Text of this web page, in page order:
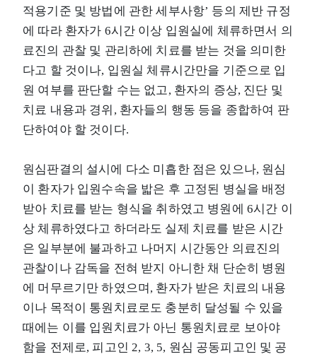
적용기준 및 방법에 관한 세부사항’ 등의 제반 규정
에 따라 환자가 6시간 이상 입원실에 체류하면서 의
료진의 관찰 및 관리하에 치료를 받는 것을 의미한
다고 할 것이나, 입원실 체류시간만을 기준으로 입
원 여부를 판단할 수는 없고, 환자의 증상, 진단 및
치료 내용과 경위, 환자들의 행동 등을 종합하여 판
단하여야 할 것이다.
원심판결의 설시에 다소 미흡한 점은 있으나, 원심
이 환자가 입원수속을 밟은 후 고정된 병실을 배정
받아 치료를 받는 형식을 취하였고 병원에 6시간 이
상 체류하였다고 하더라도 실제 치료를 받은 시간
은 일부분에 불과하고 나머지 시간동안 의료진의
관찰이나 감독을 전혀 받지 아니한 채 단순히 병원
에 머무르기만 하였으며, 환자가 받은 치료의 내용
이나 목적이 통원치료로도 충분히 달성될 수 있을
때에는 이를 입원치료가 아닌 통원치료로 보아야
함을 전제로, 피고인 2, 3, 5, 원심 공동피고인 및 공